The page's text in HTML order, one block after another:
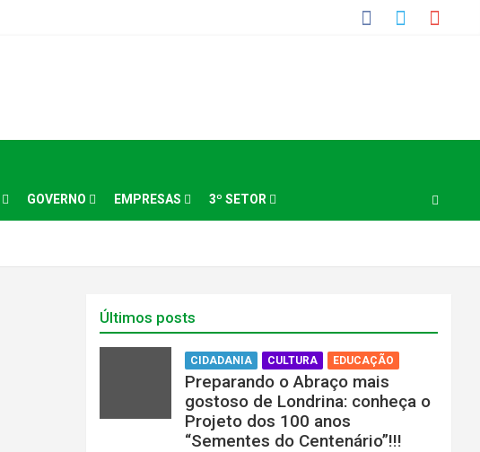
GOVERNO EMPRESAS 3º SETOR
Últimos posts
CIDADANIA CULTURA EDUCAÇÃO
Preparando o Abraço mais
gostoso de Londrina: conheça o
Projeto dos 100 anos
“Sementes do Centenário”!!!